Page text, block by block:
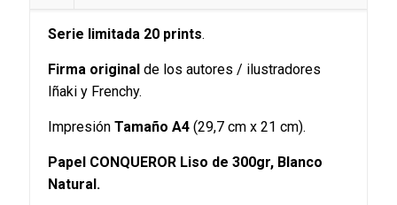
Serie limitada 20 prints.
Firma original de los autores / ilustradores
Iñaki y Frenchy.
Impresión Tamaño A4 (29,7 cm x 21 cm).
Papel CONQUEROR Liso de 300gr, Blanco
Natural.